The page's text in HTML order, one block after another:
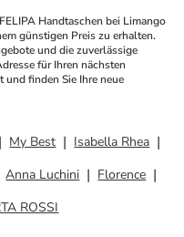
FELIPA Handtaschen bei Limango
günstigen Preis zu erhalten.
und die zuverlässige
für Ihren nächsten
und finden Sie Ihre neue
My Best
Isabella Rhea
Anna Luchini
Florence
ROSSI